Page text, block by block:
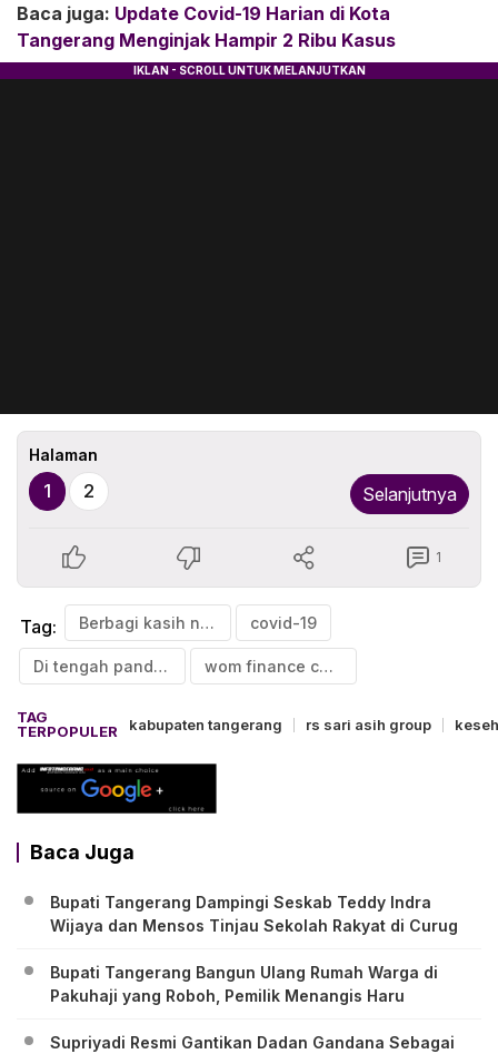
Baca juga: Update Covid-19 Harian di Kota
Tangerang Menginjak Hampir 2 Ribu Kasus
Halaman
1 2 Selanjutnya
1
Tag: Berbagi kasih natal covid-19
Di tengah pandemi wom finance cabang balaraja
TAG
TERPOPULER
kabupaten tangerang rs sari asih group
Baca Juga
Bupati Tangerang Dampingi Seskab Teddy Indra
Wijaya dan Mensos Tinjau Sekolah Rakyat di Curug
Bupati Tangerang Bangun Ulang Rumah Warga di
Pakuhaji yang Roboh, Pemilik Menangis Haru
Supriyadi Resmi Gantikan Dadan Gandana Sebagai